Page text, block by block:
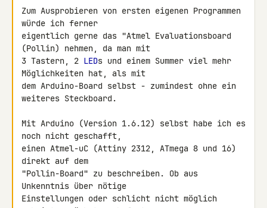
Zum Ausprobieren von ersten eigenen Programmen
würde ich ferner
eigentlich gerne das "Atmel Evaluationsboard
(Pollin) nehmen, da man mit
3 Tastern, 2 LEDs und einem Summer viel mehr
Möglichkeiten hat, als mit
dem Arduino-Board selbst - zumindest ohne ein
weiteres Steckboard.
Mit Arduino (Version 1.6.12) selbst habe ich es
noch nicht geschafft,
einen Atmel-uC (Attiny 2312, ATmega 8 und 16)
direkt auf dem
"Pollin-Board" zu beschreiben. Ob aus
Unkenntnis über nötige
Einstellungen oder schlicht nicht möglich